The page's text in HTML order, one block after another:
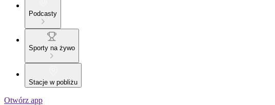
Podcasty
Sporty na żywo
Stacje w pobliżu
Otwórz app